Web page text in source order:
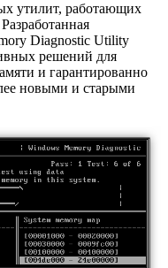
утилит, работающих
Diagnostic Utility
решений для
и гарантированно
новыми и старыми